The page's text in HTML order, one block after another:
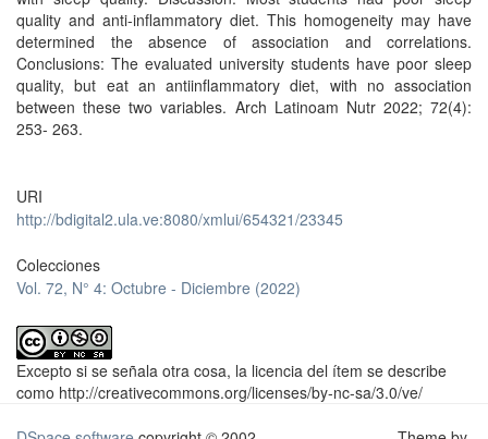
quality and anti-inflammatory diet. This homogeneity may have
determined the absence of association and correlations.
Conclusions: The evaluated university students have poor sleep
quality, but eat an antiinflammatory diet, with no association
between these two variables. Arch Latinoam Nutr 2022; 72(4):
253- 263.
URI
http://bdigital2.ula.ve:8080/xmlui/654321/23345
Colecciones
Vol. 72, N° 4: Octubre - Diciembre (2022)
Excepto si se señala otra cosa, la licencia del ítem se describe
como http://creativecommons.org/licenses/by-nc-sa/3.0/ve/